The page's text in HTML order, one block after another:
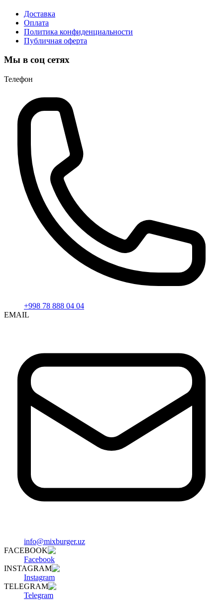
Доставка
Оплата
Политика конфиденциальности
Публичная оферта
Мы в соц сетях
Телефон
+998 78 888 04 04
EMAIL
info@mixburger.uz
FACEBOOK
Facebook
INSTAGRAM
Instagram
TELEGRAM
Telegram